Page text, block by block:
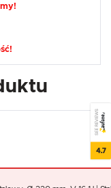
SEE REVIEWS
4.7